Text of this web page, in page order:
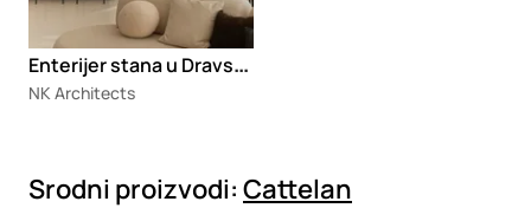
E
nterijer stana u Dravskoj
NK Architects
Srodni proizvodi: Cattelan